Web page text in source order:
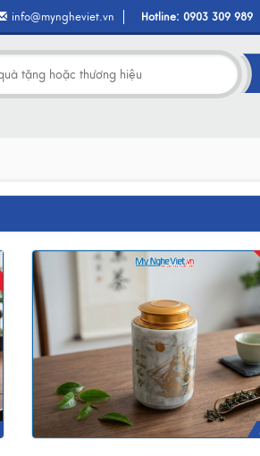
info@myngheviet.vn Hotline:0903 309 989